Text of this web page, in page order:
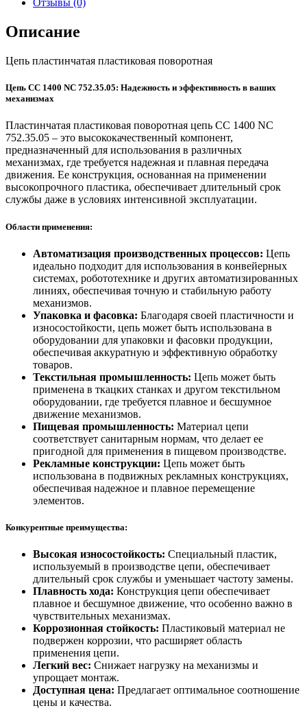
Отзывы (0)
Описание
Цепь пластинчатая пластиковая поворотная
Цепь CC 1400 NC 752.35.05: Надежность и эффективность в ваших
механизмах
Пластинчатая пластиковая поворотная цепь CC 1400 NC
752.35.05 – это высококачественный компонент,
предназначенный для использования в различных
механизмах, где требуется надежная и плавная передача
движения. Ее конструкция, основанная на применении
высокопрочного пластика, обеспечивает длительный срок
службы даже в условиях интенсивной эксплуатации.
Области применения:
Автоматизация производственных процессов: Цепь
идеально подходит для использования в конвейерных
системах, робототехнике и других автоматизированных
линиях, обеспечивая точную и стабильную работу
механизмов.
Упаковка и фасовка: Благодаря своей пластичности и
износостойкости, цепь может быть использована в
оборудовании для упаковки и фасовки продукции,
обеспечивая аккуратную и эффективную обработку
товаров.
Текстильная промышленность: Цепь может быть
применена в ткацких станках и другом текстильном
оборудовании, где требуется плавное и бесшумное
движение механизмов.
Пищевая промышленность: Материал цепи
соответствует санитарным нормам, что делает ее
пригодной для применения в пищевом производстве.
Рекламные конструкции: Цепь может быть
использована в подвижных рекламных конструкциях,
обеспечивая надежное и плавное перемещение
элементов.
Конкурентные преимущества:
Высокая износостойкость: Специальный пластик,
используемый в производстве цепи, обеспечивает
длительный срок службы и уменьшает частоту замены.
Плавность хода: Конструкция цепи обеспечивает
плавное и бесшумное движение, что особенно важно в
чувствительных механизмах.
Коррозионная стойкость: Пластиковый материал не
подвержен коррозии, что расширяет область
применения цепи.
Легкий вес: Снижает нагрузку на механизмы и
упрощает монтаж.
Доступная цена: Предлагает оптимальное соотношение
цены и качества.